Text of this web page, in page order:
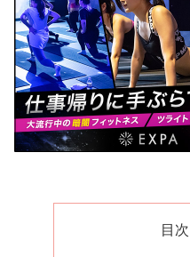
目次